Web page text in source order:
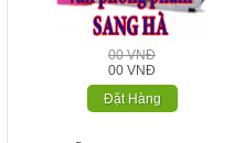
00 VNĐ
00 VNĐ
Đặt Hàng